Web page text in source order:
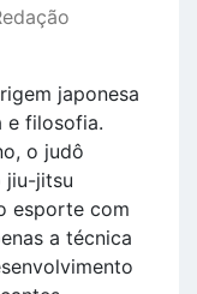
japonesa
e filosofia.
o judô
jiu-jitsu
esporte com
a técnica